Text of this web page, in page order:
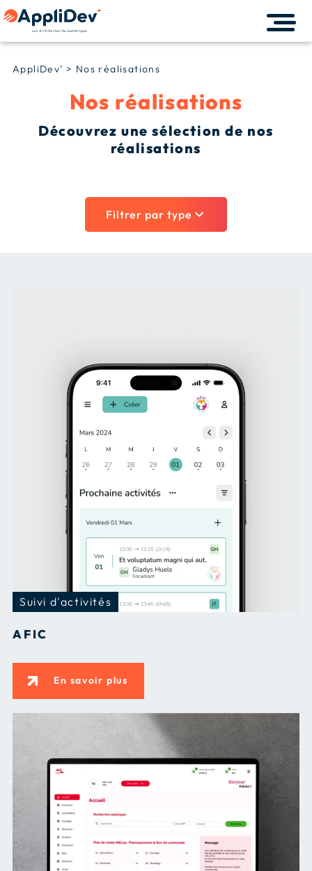
AppliDev’ > Nos réalisations
Nos réalisations
Découvrez une sélection de nos
réalisations
Filtrer par type
Suivi d'activités
AFIC
En savoir plus